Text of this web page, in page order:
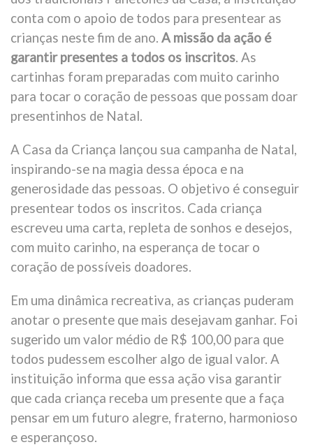
conta com o apoio de todos para presentear as
crianças neste fim de ano. A missão da ação é
garantir presentes a todos os inscritos. As
cartinhas foram preparadas com muito carinho
para tocar o coração de pessoas que possam doar
presentinhos de Natal.
A Casa da Criança lançou sua campanha de Natal,
inspirando-se na magia dessa época e na
generosidade das pessoas. O objetivo é conseguir
presentear todos os inscritos. Cada criança
escreveu uma carta, repleta de sonhos e desejos,
com muito carinho, na esperança de tocar o
coração de possíveis doadores.
Em uma dinâmica recreativa, as crianças puderam
anotar o presente que mais desejavam ganhar. Foi
sugerido um valor médio de R$ 100,00 para que
todos pudessem escolher algo de igual valor. A
instituição informa que essa ação visa garantir
que cada criança receba um presente que a faça
pensar em um futuro alegre, fraterno, harmonioso
e esperançoso.